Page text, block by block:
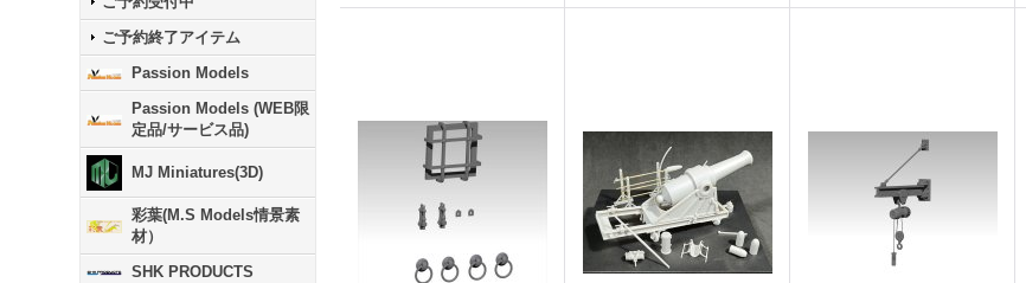
ご予約終了アイテム
Passion Models
Passion Models (WEB限
定品/サービス品)
MJ Miniatures(3D)
彩葉(M.S Models情景素
材）
SHK PRODUCTS